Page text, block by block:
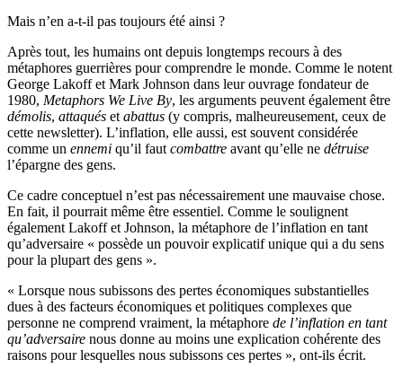
Mais n’en a-t-il pas toujours été ainsi ?
Après tout, les humains ont depuis longtemps recours à des
métaphores guerrières pour comprendre le monde. Comme le notent
George Lakoff et Mark Johnson dans leur ouvrage fondateur de
1980, Metaphors We Live By, les arguments peuvent également être
démolis, attaqués et abattus (y compris, malheureusement, ceux de
cette newsletter). L’inflation, elle aussi, est souvent considérée
comme un ennemi qu’il faut combattre avant qu’elle ne détruise
l’épargne des gens.
Ce cadre conceptuel n’est pas nécessairement une mauvaise chose.
En fait, il pourrait même être essentiel. Comme le soulignent
également Lakoff et Johnson, la métaphore de l’inflation en tant
qu’adversaire « possède un pouvoir explicatif unique qui a du sens
pour la plupart des gens ».
« Lorsque nous subissons des pertes économiques substantielles
dues à des facteurs économiques et politiques complexes que
personne ne comprend vraiment, la métaphore de l’inflation en tant
qu’adversaire nous donne au moins une explication cohérente des
raisons pour lesquelles nous subissons ces pertes », ont-ils écrit.